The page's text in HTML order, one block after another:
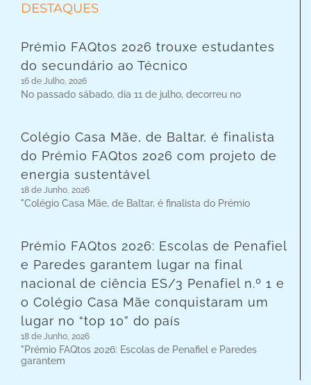
DESTAQUES
Prémio FAQtos 2026 trouxe estudantes
do secundário ao Técnico
16 de Julho, 2026
No passado sábado, dia 11 de julho, decorreu no
Colégio Casa Mãe, de Baltar, é finalista
do Prémio FAQtos 2026 com projeto de
energia sustentável
18 de Junho, 2026
"Colégio Casa Mãe, de Baltar, é finalista do Prémio
Prémio FAQtos 2026: Escolas de Penafiel
e Paredes garantem lugar na final
nacional de ciência ES/3 Penafiel n.º 1 e
o Colégio Casa Mãe conquistaram um
lugar no “top 10” do país
18 de Junho, 2026
"Prémio FAQtos 2026: Escolas de Penafiel e Paredes
garantem